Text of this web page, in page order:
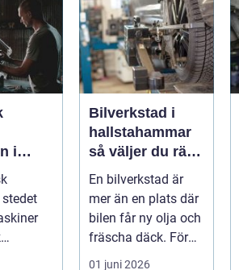
i
Bilverkstad i
hallstahammar
så väljer du rätt
verkstad för din
En bilverkstad är
mer än en plats där
bilen får ny olja och
fräscha däck. För
många bilägare i
01 juni 2026